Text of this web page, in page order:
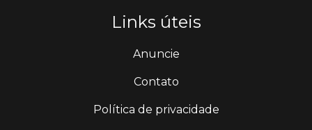
Links úteis
Anuncie
Contato
Política de privacidade